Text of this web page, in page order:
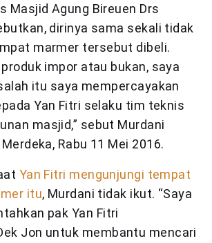
Masjid Agung Bireuen Drs
dirinya sama sekali tidak
marmer tersebut dibeli.
impor atau bukan, saya
itu saya mempercayakan
Yan Fitri selaku tim teknis
masjid,” sebut Murdani
Rabu 11 Mei 2016.
Yan Fitri mengunjungi tempat
itu, Murdani tidak ikut. “Saya
pak Yan Fitri
Jon untuk membantu mencari